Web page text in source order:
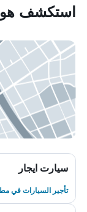
استكشف
سيارت ايجار
تأجير السيارات في